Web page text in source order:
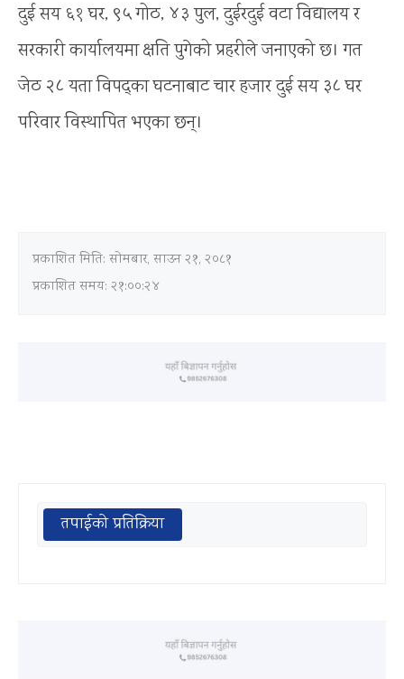
दुई सय ६१ घर, ९५ गोठ, ४३ पुल, दुईरदुई वटा विद्यालय र
सरकारी कार्यालयमा क्षति पुगेको प्रहरीले जनाएको छ। गत
जेठ २८ यता विपद्का घटनाबाट चार हजार दुई सय ३८ घर
परिवार विस्थापित भएका छन्।
प्रकाशित मिति: सोमबार, साउन २१, २०८१
प्रकाशित समय: २१:००:२४
तपाईको प्रतिक्रिया